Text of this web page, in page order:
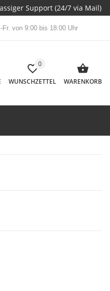
Support (24/7 via Mail)
Fr. von 9:00 bis 18:00 Uhr
0
WUNSCHZETTEL WARENKORB